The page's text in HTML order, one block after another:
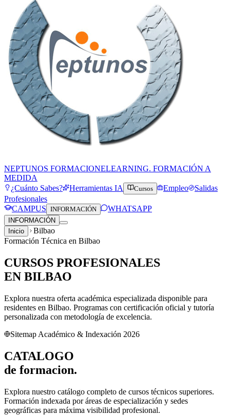
NEPTUNOS FORMACIONELEARNING. FORMACIÓN A
MEDIDA
¿Cuánto Sabes?
Herramientas IA Cursos Empleo
Salidas
Profesionales
CAMPUS INFORMACIÓN WHATSAPP
INFORMACIÓN
Inicio
Bilbao
Formación Técnica en Bilbao
CURSOS PROFESIONALES
EN BILBAO
Explora nuestra oferta académica especializada disponible para
residentes en Bilbao. Programas con certificación oficial y tutoría
personalizada con metodología de excelencia.
Sitemap Académico & Indexación 2026
CATALOGO
de formacion.
Explora nuestro catálogo completo de cursos técnicos superiores.
Formación indexada por áreas de especialización y sedes
geográficas para máxima visibilidad profesional.